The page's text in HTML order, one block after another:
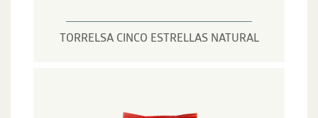
TORRELSA CINCO ESTRELLAS NATURAL